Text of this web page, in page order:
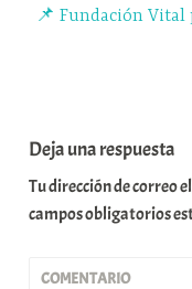
📌 Fundación
Deja una respuesta
Tu dirección de correo
campos obligatorios
COMENTARIO